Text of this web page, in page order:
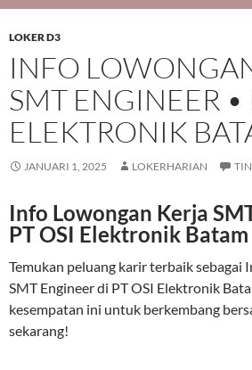
LOKER D3
INFO
SMT ENGINEER •
ELEKTRONIK
JANUARI 1, 2025 LOKERHARIAN
Info Lowongan Kerja
PT OSI Elektronik Batam
Temukan peluang karir terbaik sebagai
SMT Engineer di PT OSI Elektronik
kesempatan ini untuk berkembang
sekarang!